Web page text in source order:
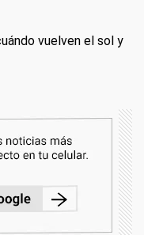
vuelven el sol y